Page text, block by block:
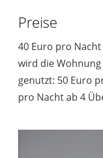
Preise
40 Euro pro
wird die
genutzt: 50 Euro
pro Nacht ab 4